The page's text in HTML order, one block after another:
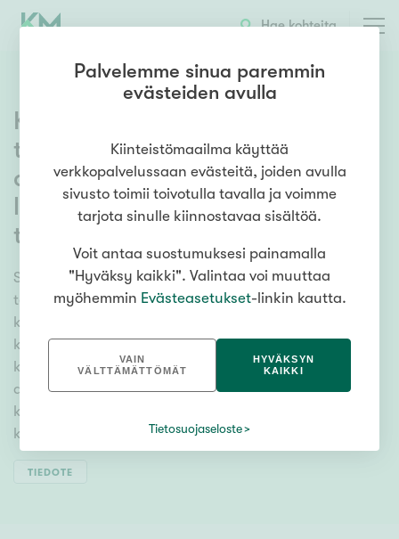
Hae kohteita
Kiinteistömaailman Pulssi
tammikuu 2022: Käytettyjen
asuntojen kauppamäärät
liikkuvat koronaa edeltävällä
tasolla
Suomen suurin kiinteistönvälittäjä Kiinteistömaailma
teki vuoden 2022 tammikuussa yhteensä 789
käytettyjen ja uusien asuntojen sekä kiinteistöjen
kauppaa. Kauppoja ei tehty yhtä kiivaaseen tahtiin
kuin vuosi sitten tammikuussa, mutta käytettyjen
asuntojen kaupassa ylitettiin vuosien 2020 ja 2019
kauppamäärät sekä kymmenen viime vuoden
keskiarvo.
TIEDOTE
Palvelemme sinua paremmin
evästeiden avulla
Kiinteistömaailma käyttää
verkkopalvelussaan evästeitä, joiden avulla
sivusto toimii toivotulla tavalla ja voimme
tarjota sinulle kiinnostavaa sisältöä.
Voit antaa suostumuksesi painamalla
"Hyväksy kaikki". Valintaa voi muuttaa
myöhemmin Evästeasetukset-linkin kautta.
VAIN
VÄLTTÄMÄTTÖMÄT
HYVÄKSYN
KAIKKI
Tietosuojaseloste